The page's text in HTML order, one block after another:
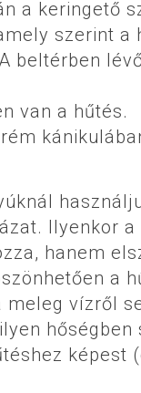
a keringető
szerint a
beltérben
van a hűtés.
Ilyenkor
hanem
a
vízről
képest